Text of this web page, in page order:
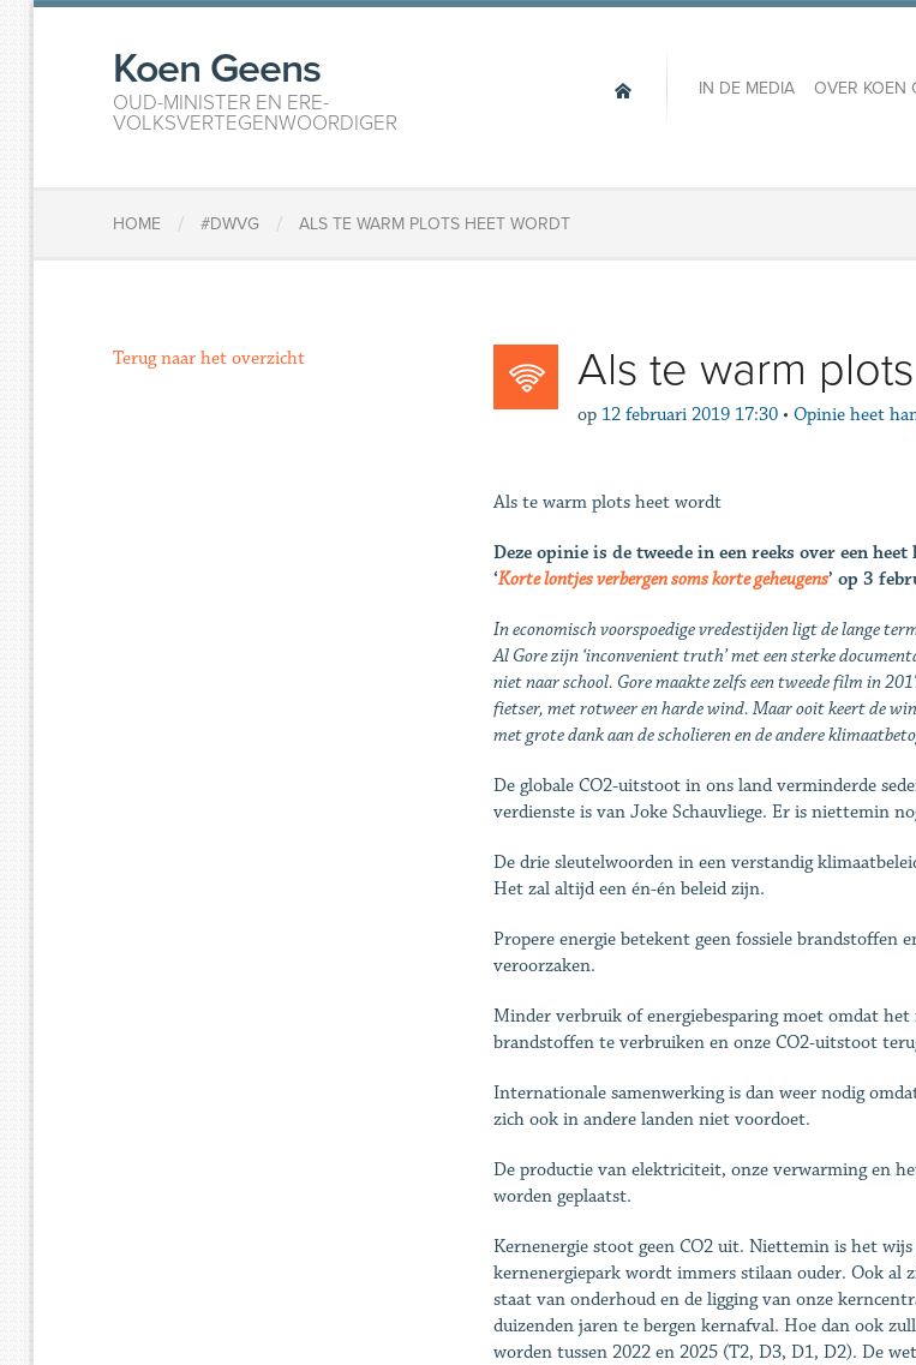
Koen Geens
OUD-MINISTER EN ERE-
VOLKSVERTEGENWOORDIGER
IN DE MEDIA OVER KOEN
HOME / #DWVG / ALS TE WARM PLOTS HEET WORDT
Als te warm
op 12 februari 2019 17:30 • Opinie heet
Als te warm plots heet wordt
Deze opinie is de tweede in een reeks over een
‘Korte lontjes verbergen soms korte geheugens’ op 3
In economisch voorspoedige vredestijden ligt de lange
Al Gore zijn ‘inconvenient truth’ met een sterke
niet naar school. Gore maakte zelfs een tweede film in
fietser, met rotweer en harde wind. Maar ooit keert de
met grote dank aan de scholieren en de andere
De globale CO2-uitstoot in ons land verminderde
verdienste is van Joke Schauvliege. Er is niettemin
De drie sleutelwoorden in een verstandig
Het zal altijd een én-én beleid zijn.
Propere energie betekent geen fossiele
veroorzaken.
Minder verbruik of energiebesparing moet omdat
brandstoffen te verbruiken en onze CO2-uitstoot
Internationale samenwerking is dan weer nodig
zich ook in andere landen niet voordoet.
De productie van elektriciteit, onze verwarming en
worden geplaatst.
Kernenergie stoot geen CO2 uit. Niettemin is het
kernenergiepark wordt immers stilaan ouder. Ook al
staat van onderhoud en de ligging van onze
duizenden jaren te bergen kernafval. Hoe dan ook
worden tussen 2022 en 2025 (T2, D3, D1, D2). De
Terug naar het overzicht